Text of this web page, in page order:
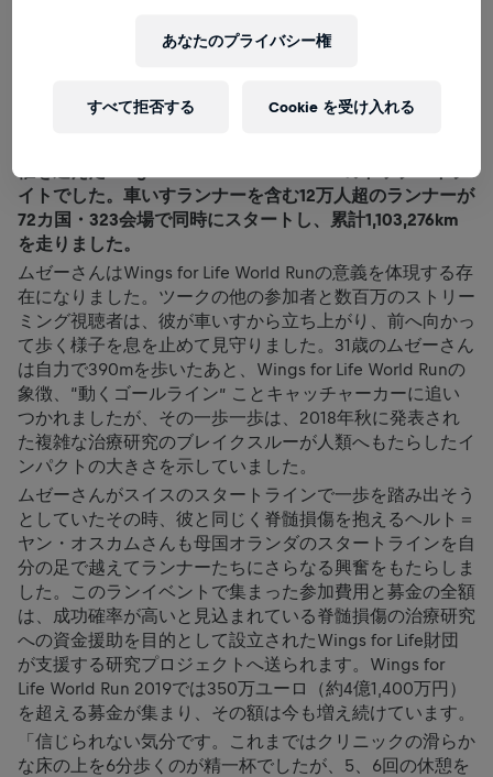
のイヴァン・モトリンさんと53.72kmを走ったロシアのニ
続きました。ムゼーさんがスタートラインを自分の足で越
イトでした。車いすランナーを含む12万人超のランナーが
72カ国・323会場で同時にスタートし、累計1,103,276km
を走りました。
ムゼーさんはWings for Life World Runの意義を体現する存
在になりました。ツークの他の参加者と数百万のストリー
ミング視聴者は、彼が車いすから立ち上がり、前へ向かっ
て歩く様子を息を止めて見守りました。31歳のムゼーさん
は自力で390mを歩いたあと、Wings for Life World Runの
象徴、“動くゴールライン” ことキャッチャーカーに追い
つかれましたが、その一歩一歩は、2018年秋に発表され
た複雑な治療研究のブレイクスルーが人類へもたらしたイ
ンパクトの大きさを示していました。
ムゼーさんがスイスのスタートラインで一歩を踏み出そう
としていたその時、彼と同じく脊髄損傷を抱えるヘルト＝
ヤン・オスカムさんも母国オランダのスタートラインを自
分の足で越えてランナーたちにさらなる興奮をもたらしま
した。このランイベントで集まった参加費用と募金の全額
は、成功確率が高いと見込まれている脊髄損傷の治療研究
への資金援助を目的として設立されたWings for Life財団
が支援する研究プロジェクトへ送られます。Wings for
Life World Run 2019では350万ユーロ（約4億1,400万円）
を超える募金が集まり、その額は今も増え続けています。
「信じられない気分です。これまではクリニックの滑らか
な床の上を6分歩くのが精一杯でしたが、5、6回の休憩を
あなたのプライバシー権
すべて拒否する Cookie を受け入れる